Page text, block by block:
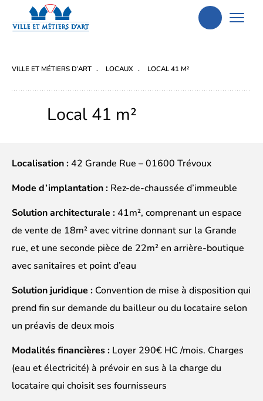
Aller
VILLE ET MÉTIERS D’ART LOCAUX LOCAL 41 M²
Local 41 m²
Localisation :42 Grande Rue – 01600 Trévoux
Mode d’implantation : Rez-de-chaussée d’immeuble
Solution architecturale :41m², comprenant un espace
de vente de 18m² avec vitrine donnant sur la Grande
rue, et une seconde pièce de 22m² en arrière-boutique
avec sanitaires et point d’eau
Solution juridique : Convention de mise à disposition qui
prend fin sur demande du bailleur ou du locataire selon
un préavis de deux mois
Modalités financières : Loyer 290€ HC /mois. Charges
(eau et électricité) à prévoir en sus à la charge du
locataire qui choisit ses fournisseurs